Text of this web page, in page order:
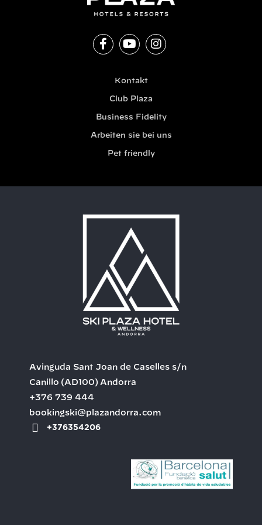
Kontakt
Club Plaza
Business Fidelity
Arbeiten sie bei uns
Pet friendly
Avinguda Sant Joan de Caselles s/n
Canillo (AD100) Andorra
+376 739 444
bookingski@plazandorra.com
+376354206